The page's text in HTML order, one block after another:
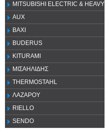
MITSUBISHI ELECTRIC & HEAVY
AUX
ΒΑΧΙ
BUDERUS
KITURAMI
ΜΙΣΑΗΛΙΔΗΣ
THERMOSTAHL
ΛΑΖΑΡΟΥ
RIELLO
SENDO